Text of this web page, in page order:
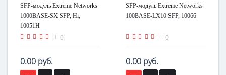
SFP-модуль Extreme Networks
1000BASE-SX SFP, Hi,
10051H
0
0.00 руб.
SFP-модуль Extreme Networks
100BASE-LX10 SFP, 10066
0
0.00 руб.